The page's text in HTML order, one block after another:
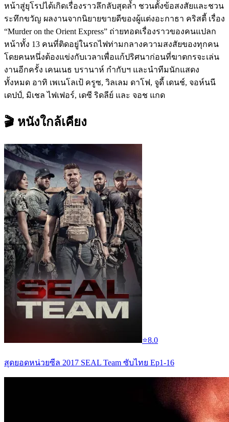
หน้าสู่ยุโรปได้เกิดเรื่องราวลึกลับสุดล้ำ ชวนตั้งข้อสงสัยและชวน
ระทึกขวัญ ผลงานจากนิยายขายดีของผู้แต่งอะกาธา คริสตี้ เรื่อง
“Murder on the Orient Express” ถ่ายทอดเรื่องราวของคนแปลก
หน้าทั้ง 13 คนที่ติดอยู่ในรถไฟท่ามกลางความสงสัยของทุกคน
โดยคนหนึ่งต้องแข่งกับเวลาเพื่อแก้ปริศนาก่อนที่ฆาตกรจะเล่น
งานอีกครั้ง เคนเนธ บรานาห์ กำกับฯ และนำทีมนักแสดง
ทั้งหมด อาทิ เพเนโลเป้ ครูซ, วิลเลม ดาโฟ, จูดี้ เดนช์, จอห์นนี
เดปป์, มิเชล ไฟเฟอร์, เดซี ริดลีย์ และ จอช แกด
🎬 หนังใกล้เคียง
⭐8.0
สุดยอดหน่วยซีล 2017 SEAL Team ซับไทย Ep1-16